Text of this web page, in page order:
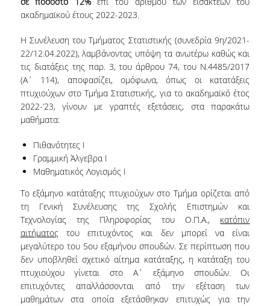
ΜΠΕΫΖΙΑΝΗΣ ΣΤΑΤΙΣΤΙΚΗΣ
ΜΟΝΤΕΛΟΠΟΙΗΣΗΣ ΚΑΙ ΕΦΑΡΜΟΓΩΝ
ΥΠΗΡΕΣΙΑ ΣΥΜΒΟΥΛΟΥ ΨΥΧΙΚΗΣ ΥΓΕΙΑΣ
CALENDARS
EVENT CALENDAR
SOCIAL MEDIA
ΣΧΟΛΗ ΕΠΙΣΤΗΜΩΝ ΚΑΙ ΤΕΧΝΟΛΟΓΙΑΣ ΤΗΣ
ΠΛΗΡΟΦΟΡΙΑΣ
ΑΝΘΡΩΠΙΝΟ ΔΥΝΑΜΙΚΟ
ΜΕΛΗ ΔΕΠ
ΕΡΓΑΣΤΗΡΙΑΚΟ ΔΙΔΑΚΤΙΚΟ ΠΡΟΣΩΠΙΚΟ
(Ε.ΔΙ.Π.)
ακαδημαϊκού έτους 2022-2023.
Η Συνέλευση του Τμήματος Στατιστικής (συνεδρία 9η/2021-
22/12.04.2022), λαμβάνοντας υπόψη τα ανωτέρω καθώς και
τις διατάξεις της παρ. 3, του άρθρου 74, του Ν.4485/2017
(Α΄ 114), αποφασίζει, ομόφωνα, όπως οι κατατάξεις
πτυχιούχων στο Τμήμα Στατιστικής, για το ακαδημαϊκό έτος
2022-’23, γίνουν με γραπτές εξετάσεις, στα παρακάτω
μαθήματα:
Πιθανότητες I
Γραμμική Άλγεβρα Ι
Μαθηματικός Λογισμός Ι
Το εξάμηνο κατάταξης πτυχιούχων στο Τμήμα ορίζεται από
τη Γενική Συνέλευσης της Σχολής Επιστημών και
Τεχνολογίας της Πληροφορίας του Ο.Π.Α., κατόπιν
αιτήματος του επιτυχόντος και δεν μπορεί να είναι
μεγαλύτερο του 5ουεξαμήνου σπουδών. Σε περίπτωση που
δεν υποβληθεί σχετικό αίτημα κατάταξης, η κατάταξη του
πτυχιούχου γίνεται στο Α΄ εξάμηνο σπουδών. Οι
επιτυχόντες απαλλάσσονται από την εξέταση των
μαθημάτων στα οποία εξετάσθηκαν επιτυχώς για την